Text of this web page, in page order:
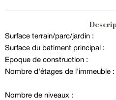
Surface terrain/parc/jardin :
Surface du batiment principal :
Epoque de construction :
Nombre d'étages de l'immeuble :
Nombre de niveaux :